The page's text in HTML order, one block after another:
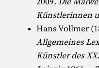
Künstlerinnen
Hans Vollmer
Allgemeines
Künstler des